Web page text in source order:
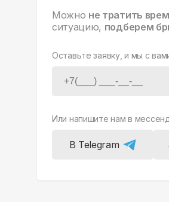
Можно не тратить
ситуацию, подберем
Оставьте заявку, и мы с
Или напишите нам в
В Telegram